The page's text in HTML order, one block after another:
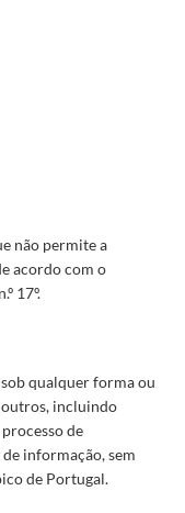
não permite a
acordo com o
17º.
qualquer forma ou
incluindo
de
informação, sem
de Portugal.